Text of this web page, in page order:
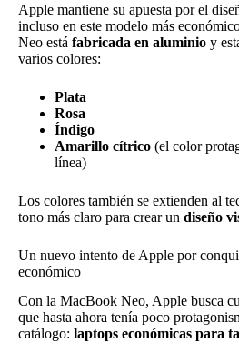
Apple mantiene su apuesta por el
incluso en este modelo más
Neo está fabricada en aluminio y
varios colores:
Plata
Rosa
Índigo
Amarillo cítrico (el color
línea)
Los colores también se extienden al
tono más claro para crear un diseño
Un nuevo intento de Apple por
económico
Con la MacBook Neo, Apple busca
que hasta ahora tenía poco
catálogo: laptops económicas para